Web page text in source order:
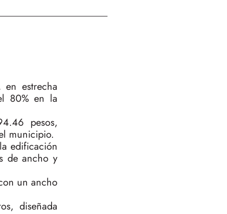
estrecha
80% en la
pesos,
municipio.
edificación
de ancho y
un ancho
diseñada